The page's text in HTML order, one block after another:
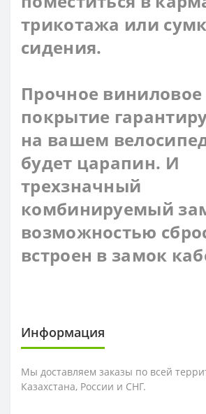
трикотажа или
сидения.
Прочное виниловое
покрытие
на вашем
будет царапин. И
трехзначный
комбинируемый
возможностью
встроен в замок
Информация
Мы доставляем заказы по всей
Казахстана, России и СНГ.